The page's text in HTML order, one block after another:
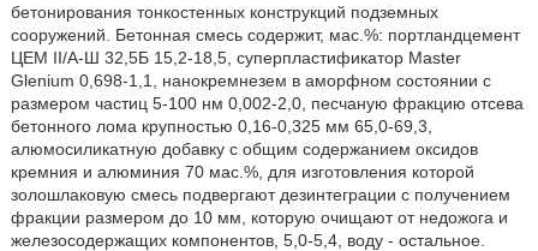
бетонирования тонкостенных конструкций подземных
сооружений. Бетонная смесь содержит, мас.%: портландцемент
ЦЕМ II/А-Ш 32,5Б 15,2-18,5, суперпластификатор Master
Glenium 0,698-1,1, нанокремнезем в аморфном состоянии с
размером частиц 5-100 нм 0,002-2,0, песчаную фракцию отсева
бетонного лома крупностью 0,16-0,325 мм 65,0-69,3,
алюмосиликатную добавку с общим содержанием оксидов
кремния и алюминия 70 мас.%, для изготовления которой
золошлаковую смесь подвергают дезинтеграции с получением
фракции размером до 10 мм, которую очищают от недожога и
железосодержащих компонентов, 5,0-5,4, воду - остальное.